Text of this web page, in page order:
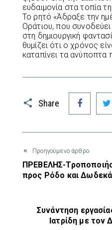
ευδαιμονία στα τοπία
Το ρητό «Άδραξε την
Οράτιου, που
στη δημιουργική
θυμίζει ότι ο χρόνος
καταπίνει τα ανύποπτα
Share
Προηγούμενο άρθρο
ΠΡΕΒΕΛΗΣ-
προς Ρόδο και
Συνάντηση
Ιατρίδη με